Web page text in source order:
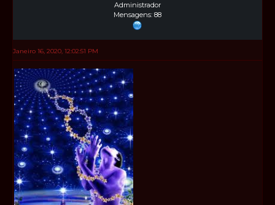
Administrador
Mensagens: 88
Janeiro 16, 2020, 12:02:51 PM